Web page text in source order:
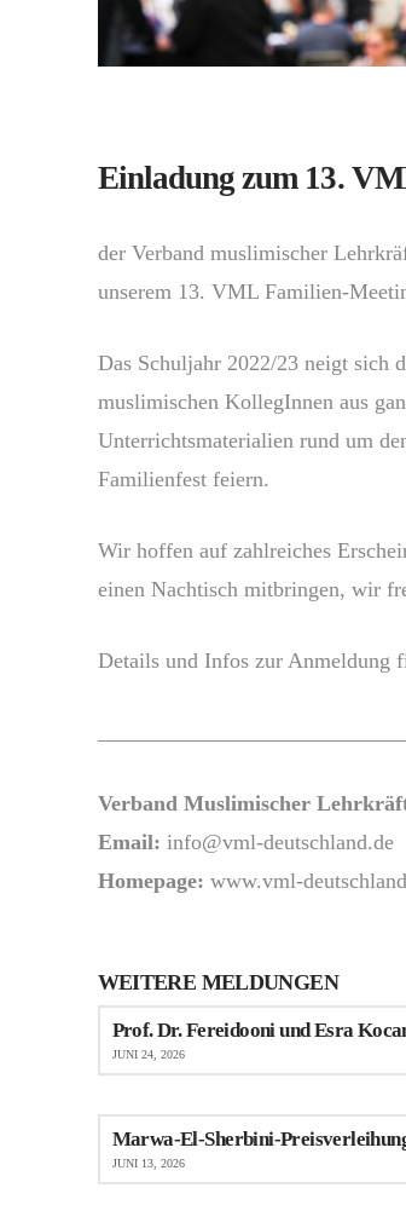
Einladung zum 13.
der Verband muslimischer
unserem 13. VML Familien-
Das Schuljahr 2022/23 neigt sich
muslimischen KollegInnen aus
Unterrichtsmaterialien rund um
Familienfest feiern.
Wir hoffen auf zahlreiches
einen Nachtisch mitbringen, wir
Details und Infos zur Anmeldung
Verband Muslimischer
Email: info@vml-deutschland.de
Homepage: www.vml-
WEITERE MELDUNGEN
Prof. Dr. Fereidooni und Esra
JUNI 24, 2026
Marwa-El-Sherbini-
JUNI 13, 2026